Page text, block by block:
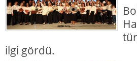
ilgi gördü.